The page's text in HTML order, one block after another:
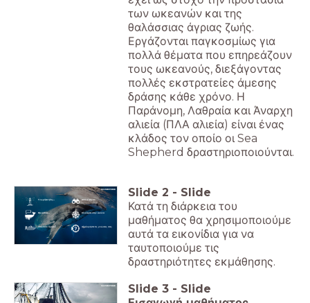
των ωκεανών και της
θαλάσσιας άγριας ζωής.
Εργάζονται παγκοσμίως για
πολλά θέματα που επηρεάζουν
τους ωκεανούς, διεξάγοντας
πολλές εκστρατείες άμεσης
δράσης κάθε χρόνο. Η
Παράνομη, Λαθραία και Άναρχη
αλιεία (ΠΛΑ αλιεία) είναι ένας
κλάδος τον οποίο οι Sea
Shepherd δραστηριοποιούνται.
Γνωρίζετε ήδη...
Θα μάθετε...
Απαιτείται δράση! Αξιολογήστε τις γνώσεις σας
Κλικάρετε στην εικόνα
Δείτε το βίντεο
Slide 2 - Slide
Κατά τη διάρκεια του
μαθήματος θα χρησιμοποιούμε
αυτά τα εικονίδια για να
ταυτοποιούμε τις
δραστηριότητες εκμάθησης.
Slide 3 - Slide